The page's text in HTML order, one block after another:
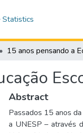
Statistics
Abstract
Passados 15 anos
a UNESP – através